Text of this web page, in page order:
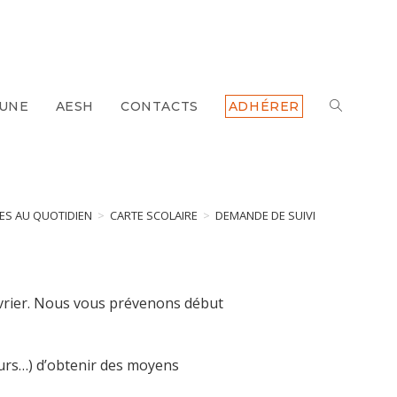
AESH CONTACTS ADHÉRER
AU QUOTIDIEN > CARTE SCOLAIRE > DEMANDE DE SUIVI
Nous vous prévenons début
d’obtenir des moyens